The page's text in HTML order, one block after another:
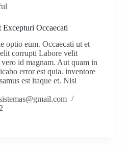
Occaecati
optio eum. Occaecati ut et
corrupti Labore velit
id magnam. Aut quam in
error est quia. inventore
est itaque et. Nisi